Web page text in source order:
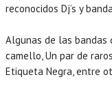
reconocidos Dj’s y
Algunas de las bandas
camello, Un par de
Etiqueta Negra, entre